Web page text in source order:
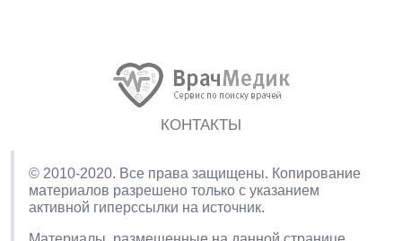
КОНТАКТЫ
© 2010-2020. Все права защищены. Копирование
материалов разрешено только с указанием
активной гиперссылки на источник.